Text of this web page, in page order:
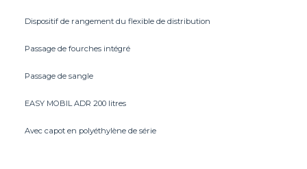
Dispositif de rangement du flexible de distribution
Passage de fourches intégré
Passage de sangle
EASY MOBIL ADR 200 litres
Avec capot en polyéthylène de série